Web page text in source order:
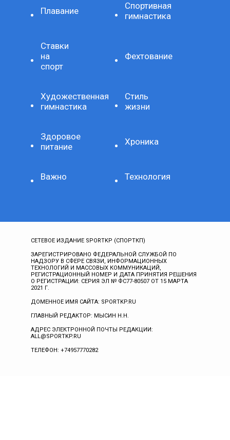
Плавание
Спортивная
гимнастика
Ставки
на
спорт
Фехтование
Художественная
гимнастика
Стиль
жизни
Здоровое
питание
Хроника
Важно Технология
СЕТЕВОЕ ИЗДАНИЕ SPORTKP (СПОРТКП)
ЗАРЕГИСТРИРОВАНО ФЕДЕРАЛЬНОЙ СЛУЖБОЙ ПО
НАДЗОРУ В СФЕРЕ СВЯЗИ, ИНФОРМАЦИОННЫХ
ТЕХНОЛОГИЙ И МАССОВЫХ КОММУНИКАЦИЙ,
РЕГИСТРАЦИОННЫЙ НОМЕР И ДАТА ПРИНЯТИЯ РЕШЕНИЯ
О РЕГИСТРАЦИИ: СЕРИЯ ЭЛ № ФС77-80507 ОТ 15 МАРТА
2021 Г.
ДОМЕННОЕ ИМЯ САЙТА: SPORTKP.RU
ГЛАВНЫЙ РЕДАКТОР: МЫСИН Н.Н.
АДРЕС ЭЛЕКТРОННОЙ ПОЧТЫ РЕДАКЦИИ:
ALL@SPORTKP.RU
ТЕЛЕФОН: +74957770282